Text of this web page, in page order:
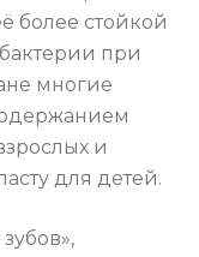
более стойкой
при
многие
и
для детей.